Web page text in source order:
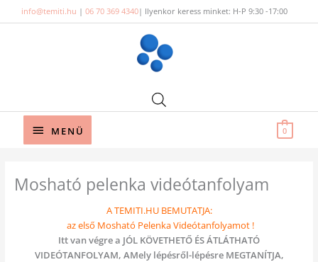
to
info@temiti.hu | 06 70 369 4340| Ilyenkor keress minket: H-P 9:30 -17:00
Below
MENÜ 0
Mosható pelenka videótanfolyam
A TEMITI.HU BEMUTATJA:
az első Mosható Pelenka Videótanfolyamot !
Itt van végre a JÓL KÖVETHETŐ ÉS ÁTLÁTHATÓ
VIDEÓTANFOLYAM, AMely lépésről-lépésre MEGTANÍTJA,